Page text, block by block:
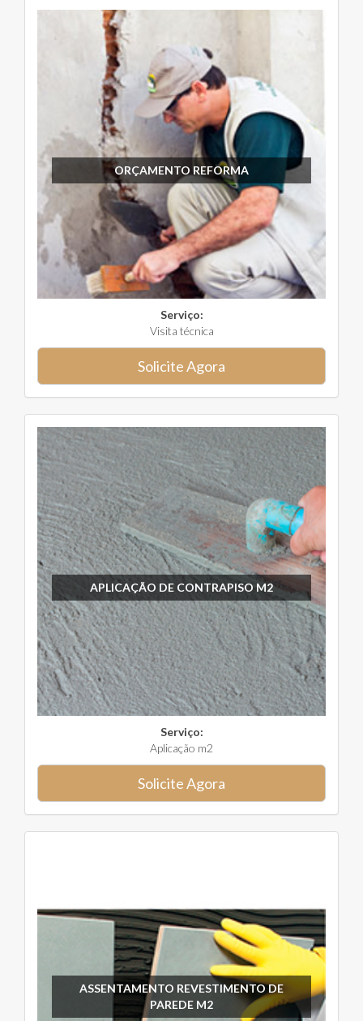
ORÇAMENTO REFORMA
Serviço:
Visita técnica
Solicite Agora
APLICAÇÃO DE CONTRAPISO M2
Serviço:
Aplicação m2
Solicite Agora
ASSENTAMENTO REVESTIMENTO DE
PAREDE M2